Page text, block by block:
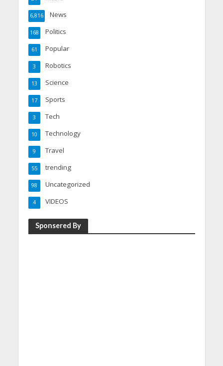
News
6,816
Politics
168
Popular
61
Robotics
3
Science
13
Sports
17
Tech
3
Technology
10
Travel
9
trending
55
Uncategorized
98
VIDEOS
4
Sponsered By